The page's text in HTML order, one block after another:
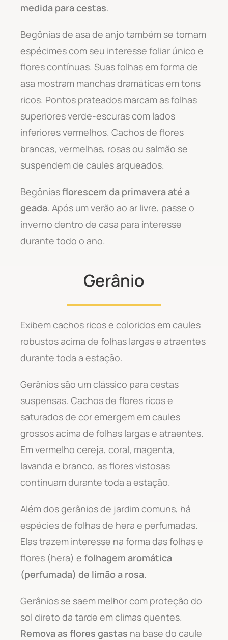
medida para cestas.
Begônias de asa de anjo também se tornam
espécimes com seu interesse foliar único e
flores contínuas. Suas folhas em forma de
asa mostram manchas dramáticas em tons
ricos. Pontos prateados marcam as folhas
superiores verde-escuras com lados
inferiores vermelhos. Cachos de flores
brancas, vermelhas, rosas ou salmão se
suspendem de caules arqueados.
Begôniasflorescem da primavera até a
geada. Após um verão ao ar livre, passe o
inverno dentro de casa para interesse
durante todo o ano.
Gerânio
Exibem cachos ricos e coloridos em caules
robustos acima de folhas largas e atraentes
durante toda a estação.
Gerânios são um clássico para cestas
suspensas. Cachos de flores ricos e
saturados de cor emergem em caules
grossos acima de folhas largas e atraentes.
Em vermelho cereja, coral, magenta,
lavanda e branco, as flores vistosas
continuam durante toda a estação.
Além dos gerânios de jardim comuns, há
espécies de folhas de hera e perfumadas.
Elas trazem interesse na forma das folhas e
flores (hera) e folhagem aromática
(perfumada) de limão a rosa.
Gerânios se saem melhor com proteção do
sol direto da tarde em climas quentes.
Remova as flores gastas na base do caule